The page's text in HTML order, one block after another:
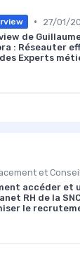
•
27/01/
de
: Réseauter
Experts
accéder et
RH de la
le